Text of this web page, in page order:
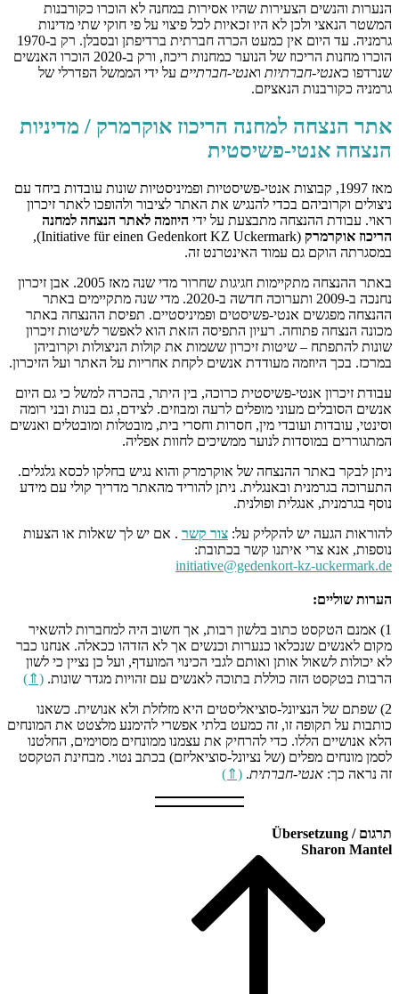
הנערות והנשים הצעירות שהיו אסירות במחנה לא הוכרו כקורבנות
המשטר הנאצי ולכן לא היו זכאיות לכל פיצוי על פי חוקי שתי מדינות
גרמניה. עד היום אין כמעט הכרה חברתית ברדיפתן ובסבלן. רק ב-1970
הוכרו מחנות הריכוז של הנוער כמחנות ריכוז, ורק ב-2020 הוכרו האנשים
שנרדפו כאנטי-חברתיות ואנטי-חברתיים על ידי הממשל הפדרלי של
גרמניה כקורבנות הנאציזם.
אתר הנצחה למחנה הריכוז אוקרמרק / מדיניות
הנצחה אנטי-פשיסטית
מאז 1997, קבוצות אנטי-פשיסטיות ופמיניסטיות שונות עובדות ביחד עם
ניצולים וקרוביהם בכדי להנגיש את האתר לציבור ולהופכו לאתר זיכרון
ראוי. עבודת ההנצחה מתבצעת על ידי היוזמה לאתר הנצחה למחנה
הריכוז אוקרמרק
(Initiative für einen Gedenkort KZ Uckermark),
במסגרתה הוקם גם עמוד האינטרנט זה.
באתר ההנצחה מתקיימות חגיגות שחרור מדי שנה מאז 2005. אבן זיכרון
נחנכה ב-2009 ותערוכה חדשה ב-2020. מדי שנה מתקיימים באתר
ההנצחה מפגשים אנטי-פשיסטים ופמיניסטיים. תפיסת ההנצחה באתר
מכונה הנצחה פתוחה. רעיון התפיסה הזאת הוא לאפשר לשיטות זיכרון
שונות להתפתח – שיטות זיכרון ששמות את קולות הניצולות וקרוביהן
במרכז. בכך היוזמה מעודדת אנשים לקחת אחריות על האתר ועל הזיכרון.
עבודת זיכרון אנטי-פשיסטית כרוכה, בין היתר, בהכרה למשל כי גם היום
אנשים הסובלים מעוני מופלים לרעה ומבוזים. לצידם, גם בנות ובני רומה
וסינטי, עובדות ועובדי מין, חסרות וחסרי בית, מובטלות ומובטלים ואנשים
המתגוררים במוסדות לנוער ממשיכים לחוות אפליה.
ניתן לבקר באתר ההנצחה של אוקרמרק והוא נגיש בחלקו לכסא גלגלים.
התערוכה בגרמנית ובאנגלית. ניתן להוריד מהאתר מדריך קולי עם מידע
נוסף בגרמנית, אנגלית ופולנית.
להוראות הגעה יש להקליק על: צור קשר . אם יש לך שאלות או הצעות
נוספות, אנא צרי איתנו קשר בכתובת:
initiative@gedenkort-kz-uckermark.de
הערות שוליים:
1) אמנם הטקסט כתוב בלשון רבות, אך חשוב היה למחברות להשאיר
מקום לאנשים שנכלאו כנערות וכנשים אך לא הזדהו ככאלה. אנחנו כבר
לא יכולות לשאול אותן ואותם לגבי הכינוי המועדף, ועל כן נציין כי לשון
הרבות בטקסט הזה כוללת בתוכה לאנשים עם זהויות מגדר שונות. (⇑)
2) שפתם של הנציונל-סוציאליסטים היא מזלזלת ולא אנושית. כשאנו
כותבות על תקופה זו, זה כמעט בלתי אפשרי להימנע מלצטט את המונחים
הלא אנושיים הללו. כדי להרחיק את עצמנו ממונחים מסוימים, החלטנו
לסמן מונחים מפלים (של נציונל-סוציאליזם) בכתב נטוי. מבחינת הטקסט
זה נראה כך: אנטי-חברתית.
(⇑)
תרגום / Übersetzung
Sharon Mantel